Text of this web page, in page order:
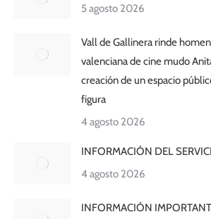
5 agosto 2026
Vall de Gallinera rinde
valenciana de cine mudo
creación de un espacio
figura
4 agosto 2026
INFORMACIÓN DEL
4 agosto 2026
INFORMACIÓN